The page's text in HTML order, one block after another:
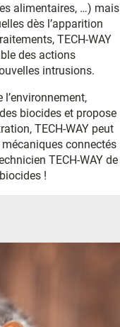
alimentaires, …) mais
dès l’apparition
TECH-WAY
des actions
intrusions.
biocides et propose
TECH-WAY peut
connectés
TECH-WAY de
!